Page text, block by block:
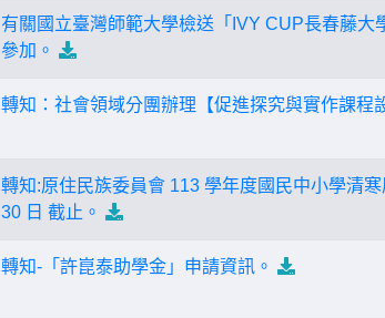
有關國立臺灣師範大學檢送「IVY CUP長春藤
參加。
轉知：社會領域分團辦理【促進探究與實作課程
轉知:原住民族委員會 113 學年度國民中小學清
30 日 截止。
轉知-「許崑泰助學金」申請資訊。